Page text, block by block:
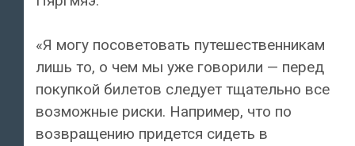
«Я могу посоветовать путешественникам
лишь то, о чем мы уже говорили — перед
покупкой билетов следует тщательно все
возможные риски. Например, что по
возвращению придется сидеть в